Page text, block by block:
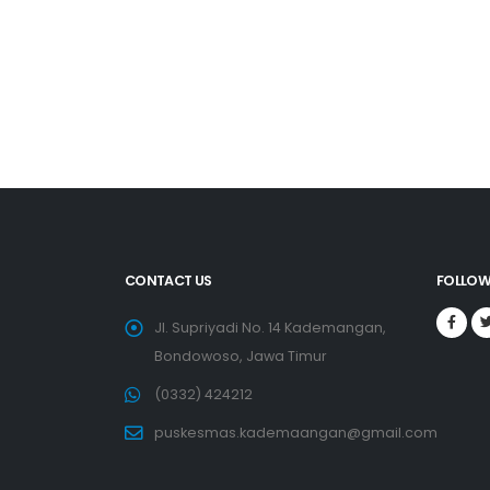
CONTACT US
Jl. Supriyadi No. 14 Kademangan,
Bondowoso, Jawa Timur
(0332) 424212
puskesmas.kademaangan@gmail.com